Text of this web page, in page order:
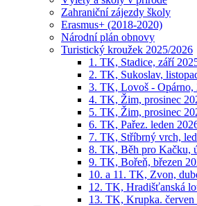
Zahraniční zájezdy školy
Erasmus+ (2018-2020)
Národní plán obnovy
Turistický kroužek 2025/2026
1. TK, Stadice, září
2. TK, Sukoslav,
3. TK, Lovoš - Opárno,
4. TK, Žim, prosinec
5. TK, Žim, prosinec
6. TK, Pařez. leden
7. TK, Stříbrný vrch,
8. TK, Běh pro Kačku,
9. TK, Bořeň, březen
10. a 11. TK, Zvon,
12. TK, Hradišťanská
13. TK, Krupka. červen